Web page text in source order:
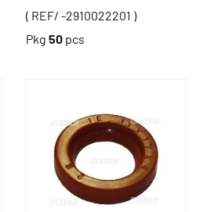
( REF/ -2910022201 )
Pkg 50 pcs